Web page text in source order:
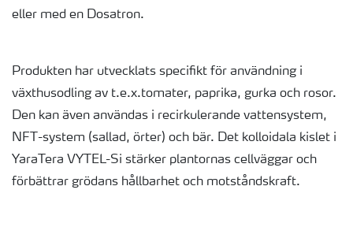
eller med en Dosatron.
Produkten har utvecklats specifikt för användning i
växthusodling av t.e.x.tomater, paprika, gurka och rosor.
Den kan även användas i recirkulerande vattensystem,
NFT-system (sallad, örter) och bär. Det kolloidala kislet i
YaraTera VYTEL-Si stärker plantornas cellväggar och
förbättrar grödans hållbarhet och motståndskraft.